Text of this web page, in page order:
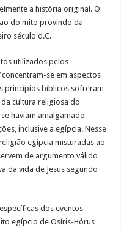
a história original. O
do mito provindo da
século d.C.
utilizados pelos
concentram-se em aspectos
princípios bíblicos sofreram
cultura religiosa do
haviam amalgamado
inclusive a egípcia. Nesse
egípcia misturadas ao
de argumento válido
da vida de Jesus segundo
dos eventos
egípcio de Osíris-Hórus